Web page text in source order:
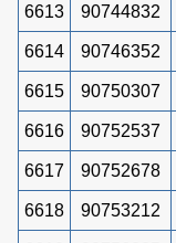
6613 90744832
6614 90746352
6615 90750307
6616 90752537
6617 90752678
6618 90753212